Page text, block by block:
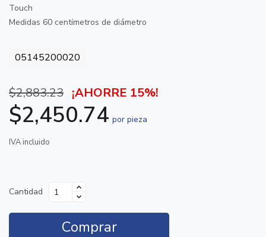
Touch
Medidas 60 centímetros de diámetro
05145200020
$2,883.23 ¡AHORRE 15%!
$2,450.74 por pieza
IVA incluido
Cantidad
Comprar